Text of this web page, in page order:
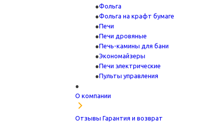
Фольга
Фольга на крафт бумаге
Печи
Печи дровяные
Печь-камины для бани
Экономайзеры
Печи электрические
Пульты управления
О компании
Отзывы Гарантия и возврат